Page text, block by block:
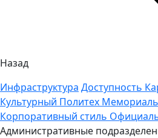
Назад
Инфраструктура Доступность
Культурный Политех
Корпоративный стиль
Административные